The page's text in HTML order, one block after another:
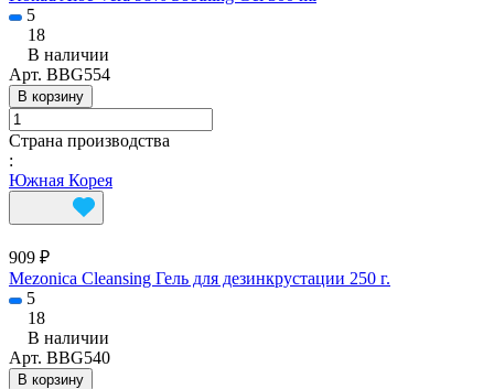
5
18
В наличии
Арт. BBG554
В корзину
Страна производства
:
Южная Корея
909 ₽
Mezonica Cleansing Гель для дезинкрустации 250 г.
5
18
В наличии
Арт. BBG540
В корзину